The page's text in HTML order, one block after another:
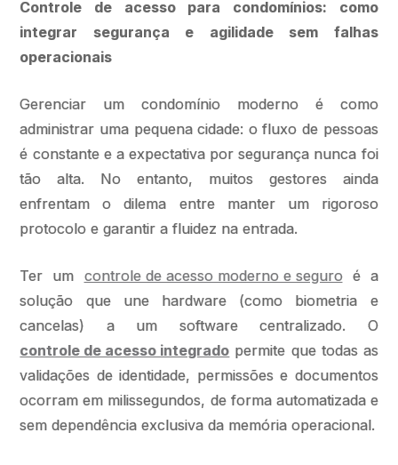
Controle de acesso para condomínios: como
integrar segurança e agilidade sem falhas
operacionais
Gerenciar um condomínio moderno é como
administrar uma pequena cidade: o fluxo de pessoas
é constante e a expectativa por segurança nunca foi
tão alta. No entanto, muitos gestores ainda
enfrentam o dilema entre manter um rigoroso
protocolo e garantir a fluidez na entrada.
Ter um controle de acesso moderno e seguroé a
solução que une hardware (como biometria e
cancelas) a um software centralizado. O
controle de acesso integrado permite que todas as
validações de identidade, permissões e documentos
ocorram em milissegundos, de forma automatizada e
sem dependência exclusiva da memória operacional.